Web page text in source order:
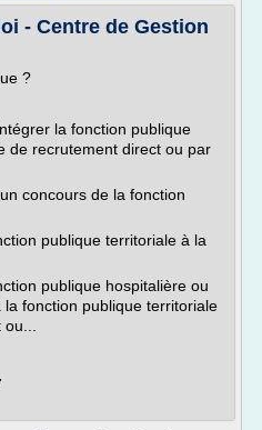
- Centre de Gestion
?
la fonction publique
de recrutement direct ou par
concours de la fonction
publique territoriale à la
publique hospitalière ou
fonction publique territoriale